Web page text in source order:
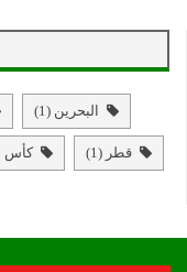
البحرين (1)
قطر (1) كأس